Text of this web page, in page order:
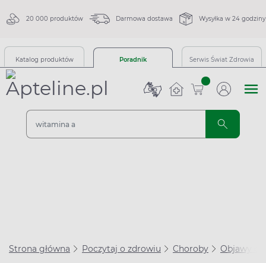
20 000 produktów Darmowa dostawa Wysyłka w 24 godziny
Katalog produktów Poradnik Serwis Świat Zdrowia
sztuk
Strona główna Poczytaj o zdrowiu Choroby Objawy